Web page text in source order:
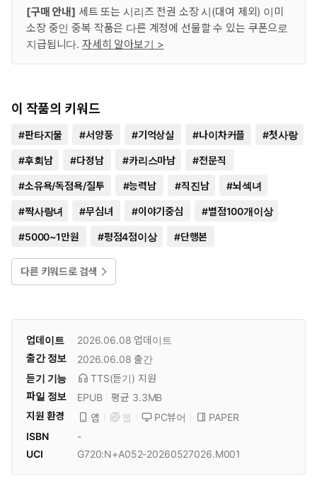
[구매 안내] 세트 또는 시리즈 전권 소장 시(대여 제외) 이미
소장 중인 중복 작품은 다른 계정에 선물할 수 있는 쿠폰으로
지급됩니다. 자세히 알아보기 >
이 작품의 키워드
#판타지물 #서양풍 #기억상실 #나이차커플 #첫사랑
#후회남 #다정남 #카리스마남 #전문직
#소유욕/독점욕/질투 #능력남 #직진남 #뇌섹녀
#짝사랑녀 #무심녀 #이야기중심 #별점100개이상
#5000~1만원 #평점4점이상 #단행본
다른 키워드로 검색
업데이트 2026.06.08 업데이트
출간 정보
2026.06.08 출간
듣기 기능
TTS(듣기) 지원
파일 정보
EPUB
평균 3.3MB
지원 환경
앱 웹 PC뷰어
PAPER
ISBN
-
UCI
G720:N+A052-20260527026.M001